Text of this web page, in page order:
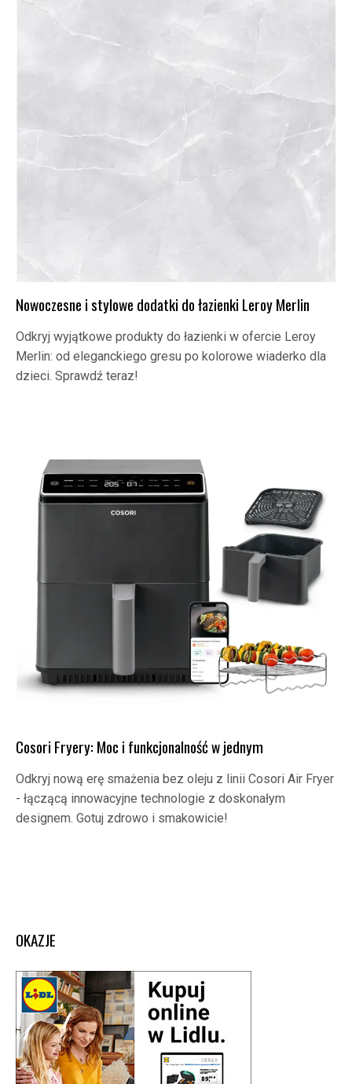
Nowoczesne i stylowe dodatki do łazienki Leroy Merlin
Odkryj wyjątkowe produkty do łazienki w ofercie Leroy
Merlin: od eleganckiego gresu po kolorowe wiaderko dla
dzieci. Sprawdź teraz!
Cosori Fryery: Moc i funkcjonalność w jednym
Odkryj nową erę smażenia bez oleju z linii Cosori Air Fryer
- łączącą innowacyjne technologie z doskonałym
designem. Gotuj zdrowo i smakowicie!
OKAZJE